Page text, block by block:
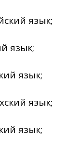
язык;
язык;
язык;
язык;
язык;